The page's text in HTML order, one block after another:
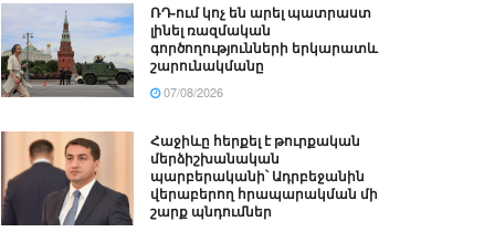
ՌԴ-ում կոչ են արել պատրաստ
լինել ռազմական
գործողությունների երկարատև
շարունակմանը
07/08/2026
Հաջիևը հերքել է թուրքական
մերձիշխանական
պարբերականի՝ Ադրբեջանին
վերաբերող հրապարակման մի
շարք պնդումներ